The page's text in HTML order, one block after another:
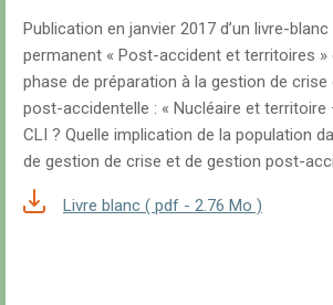
Publication en janvier 2017 d’un livre-
permanent « Post-accident et territoires »
phase de préparation à la gestion de crise
post-accidentelle : « Nucléaire et territoire
CLI ? Quelle implication de la population
de gestion de crise et de gestion post-
Livre blanc ( pdf - 2.76 Mo )